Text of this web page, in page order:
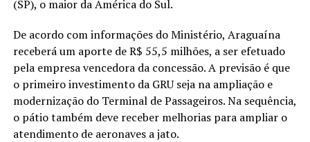
(SP), o maior da América do Sul.
De acordo com informações do Ministério, Araguaína
receberá um aporte de R$ 55,5 milhões, a ser efetuado
pela empresa vencedora da concessão. A previsão é que
o primeiro investimento da GRU seja na ampliação e
modernização do Terminal de Passageiros. Na sequência,
o pátio também deve receber melhorias para ampliar o
atendimento de aeronaves a jato.